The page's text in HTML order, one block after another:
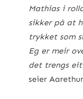
Mathias i
sikker på at
trykket som
Eg er meir
det trengs
seier